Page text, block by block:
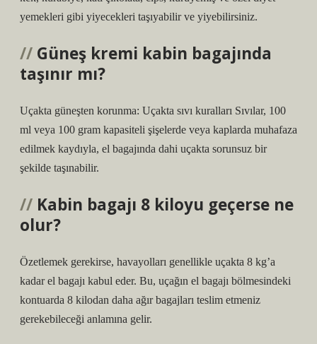
yemekleri gibi yiyecekleri taşıyabilir ve yiyebilirsiniz.
Güneş kremi kabin bagajında
taşınır mı?
Uçakta güneşten korunma: Uçakta sıvı kuralları Sıvılar, 100
ml veya 100 gram kapasiteli şişelerde veya kaplarda muhafaza
edilmek kaydıyla, el bagajında ​​dahi uçakta sorunsuz bir
şekilde taşınabilir.
Kabin bagajı 8 kiloyu geçerse ne
olur?
Özetlemek gerekirse, havayolları genellikle uçakta 8 kg’a
kadar el bagajı kabul eder. Bu, uçağın el bagajı bölmesindeki
kontuarda 8 kilodan daha ağır bagajları teslim etmeniz
gerekebileceği anlamına gelir.